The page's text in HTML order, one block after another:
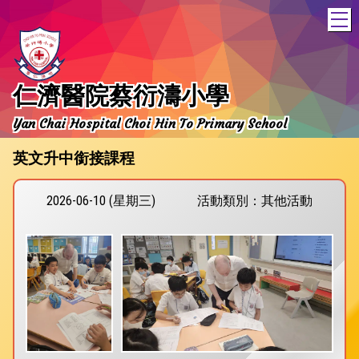
仁濟醫院蔡衍濤小學
Yan Chai Hospital Choi Hin To Primary School
英文升中銜接課程
2026-06-10 (星期三) 活動類別：其他活動